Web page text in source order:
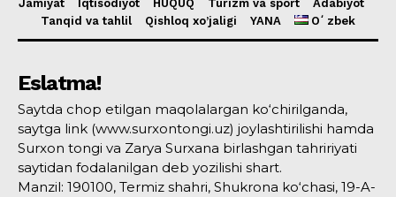
Jamiyat Iqtisodiyot HUQUQ Turizm va sport
Adabiyot
Tanqid va tahlil
Qishloq xo’jaligi YANA Oʻzbek
Eslatma!
Saytda chop etilgan maqolalargan ko‘chirilganda,
saytga link (www.surxontongi.uz) joylashtirilishi hamda
Surxon tongi va Zarya Surxana birlashgan tahririyati
saytidan fodalanilgan deb yozilishi shart.
Manzil: 190100, Termiz shahri, Shukrona ko‘chasi, 19-A-